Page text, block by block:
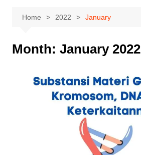
Home 2022 January
Month: January 2022